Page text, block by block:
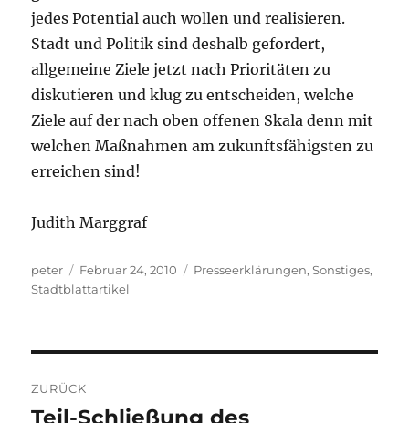
jedes Potential auch wollen und realisieren.
Stadt und Politik sind deshalb gefordert,
allgemeine Ziele jetzt nach Prioritäten zu
diskutieren und klug zu entscheiden, welche
Ziele auf der nach oben offenen Skala denn mit
welchen Maßnahmen am zukunftsfähigsten zu
erreichen sind!
Judith Marggraf
Autor
peter
Veröffentlicht
am
Februar 24, 2010 Kategorien
Presseerklärungen,Sonstiges,
Stadtblattartikel
ZURÜCK
Vorheriger
Teil-Schließung des